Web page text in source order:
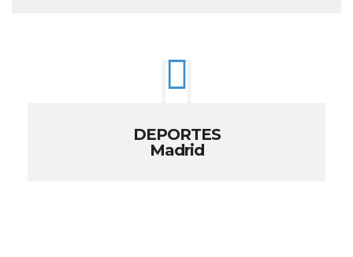
DEPORTES
Madrid